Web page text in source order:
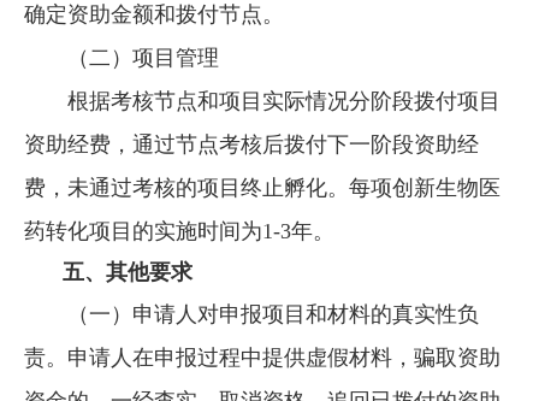
确定资助金额和拨付节点。
（二）项目管理
根据考核节点和项目实际情况分阶段拨付项目
资助经费，通过节点考核后拨付下一阶段资助经
费，未通过考核的项目终止孵化。每项创新生物医
药转化项目的实施时间为1-3年。
五、其他要求
（一）申请人对申报项目和材料的真实性负
责。申请人在申报过程中提供虚假材料，骗取资助